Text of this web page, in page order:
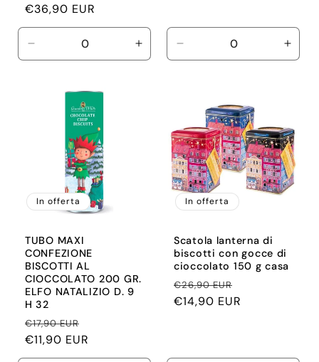
di
listino
scontato
€36,90 EUR
Diminuisci
quantità
Default
Aumenta
quantità
Diminuisci
quantità
In offerta
TUBO MAXI
CONFEZIONE
BISCOTTI AL
CIOCCOLATO 200 GR.
ELFO NATALIZIO D. 9
H 32
Prezzo
di
listino
€17,90 EUR
scontato
€11,90 EUR
In offerta
Scatola lanterna di
biscotti con gocce di
cioccolato 150 g casa
Prezzo
di
€26,90 EUR
scontato
€14,90 EUR